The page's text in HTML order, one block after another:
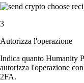
3
Autorizza l'operazione
Indica quanto Humanity
autorizza l'operazione
2FA.